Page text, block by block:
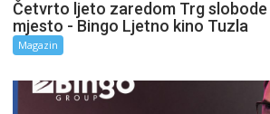
Četvrto ljeto zaredom Trg slobode
mjesto - Bingo Ljetno kino Tuzla
Magazin